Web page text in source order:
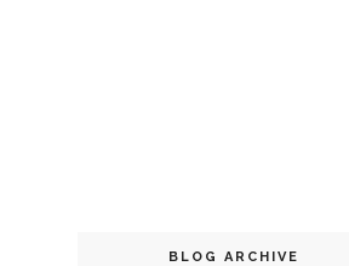
BLOG ARCHIVE